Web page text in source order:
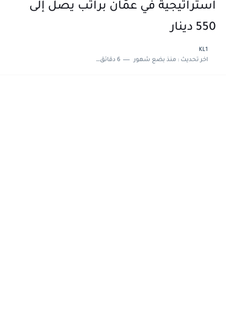
استراتيجية في عمّان براتب يصل إلى
550 دينار
KL1
اخر تحديث :منذ بضع شهور 6 دقائق للقراءة